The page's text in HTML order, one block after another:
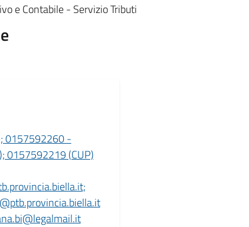
e Contabile - Servizio Tributi
0157592260 -
0157592219 (CUP)